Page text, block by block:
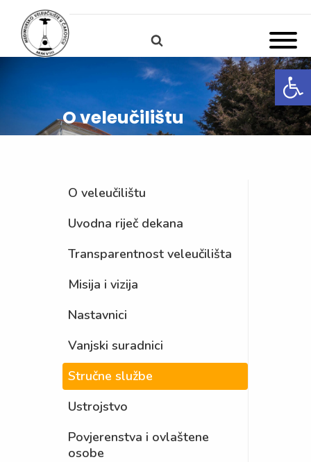
O veleučilištu
O veleučilištu
Uvodna riječ dekana
Transparentnost veleučilišta
Misija i vizija
Nastavnici
Vanjski suradnici
Stručne službe
Ustrojstvo
Povjerenstva i ovlaštene
osobe